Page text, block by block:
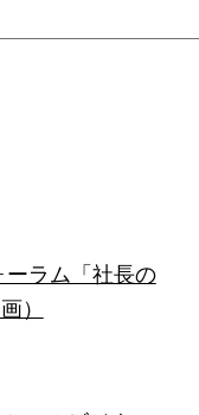
ーラム「社長の
）